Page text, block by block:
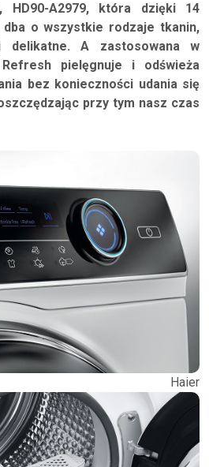
A2979, która dzięki 14
o wszystkie rodzaje tkanin,
delikatne. A zastosowana w
pielęgnuje i odświeża
bez konieczności udania się
przy tym nasz czas
Haier